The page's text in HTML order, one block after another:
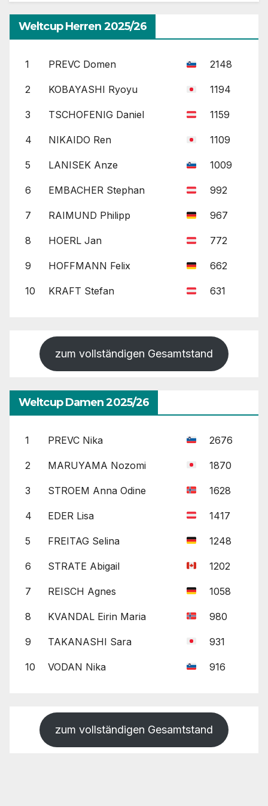
Weltcup Herren 2025/26
1 PREVC Domen 2148
2 KOBAYASHI Ryoyu 1194
3 TSCHOFENIG Daniel 1159
4 NIKAIDO Ren 1109
5 LANISEK Anze 1009
6 EMBACHER Stephan 992
7 RAIMUND Philipp 967
8 HOERL Jan 772
9 HOFFMANN Felix 662
10 KRAFT Stefan 631
zum vollständigen Gesamtstand
Weltcup Damen 2025/26
1 PREVC Nika 2676
2 MARUYAMA Nozomi 1870
3 STROEM Anna Odine 1628
4 EDER Lisa 1417
5 FREITAG Selina 1248
6 STRATE Abigail 1202
7 REISCH Agnes 1058
8 KVANDAL Eirin Maria 980
9 TAKANASHI Sara 931
10 VODAN Nika 916
zum vollständigen Gesamtstand